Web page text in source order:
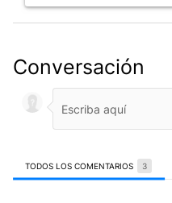
Conversación
TODOS LOS COMENTARIOS 3